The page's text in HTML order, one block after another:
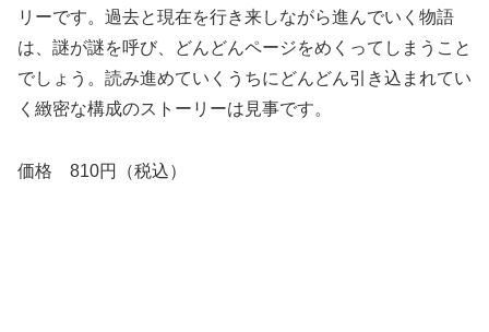
リーです。過去と現在を行き来しながら進んでいく物語
は、謎が謎を呼び、どんどんページをめくってしまうこと
でしょう。読み進めていくうちにどんどん引き込まれてい
く緻密な構成のストーリーは見事です。
価格 810円（税込）